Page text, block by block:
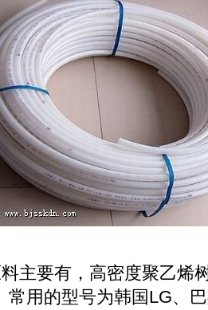
主要有，高密度聚乙烯
常用的型号为韩国LG、